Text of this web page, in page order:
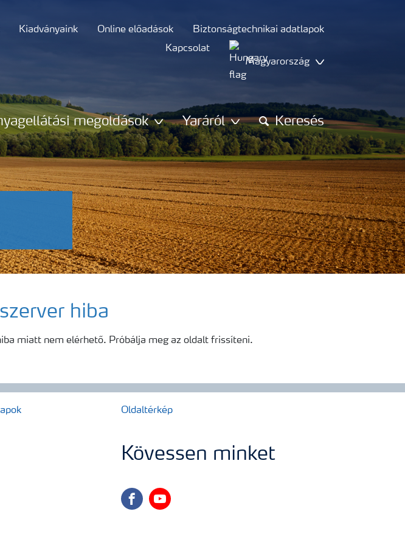
Kiadványaink Online előadások
Biztonságtechnikai adatlapok
Kapcsolat
Magyarország
megoldások Yaráról Keresés
hiba
miatt nem elérhető. Próbálja meg az oldalt frissíteni.
Oldaltérkép
Kövessen minket
facebookyoutube